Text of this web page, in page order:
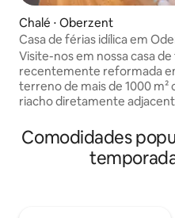
Chalé ⋅ Oberzent
Casa de férias idílica em
Visite-nos em nossa casa
recentemente reformada
terreno de mais de 1000 m²
riacho diretamente
casa de madeira de 50
quadrados está localizada
tranquila nos arredores e
Comodidades